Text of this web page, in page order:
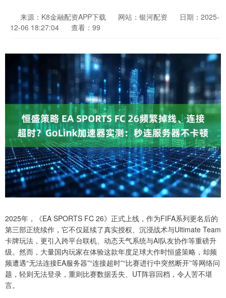
来源：K8金融配资APP下载 网站：银河配资
日期：2025-
12-06 18:27:04
查看：99
2025年，《EA SPORTS FC 26》正式上线，作为FIFA系列更名后的
第三部正统续作，它不仅延续了真实授权、沉浸战术与Ultimate Team
卡牌玩法，更引入跨平台联机、动态天气系统与AI队友协作等重磅升
级。然而，大量国内玩家在体验这款年度足球大作时恒盛策略，却频
频遭遇“无法连接EA服务器”“连接超时”“比赛进行中突然断开”等网络问
题，轻则无法登录，重则比赛数据丢失、UT阵容回档，令人苦不堪
言。